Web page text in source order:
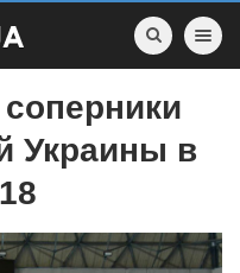
Toggle
Украины в